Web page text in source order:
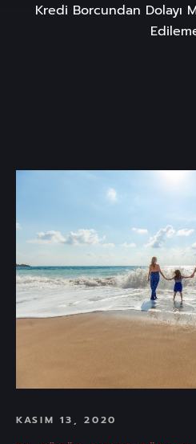
Kredi Borcundan Dolayı
KASIM 13, 2020